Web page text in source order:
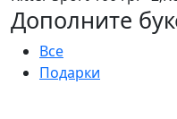
Дополните
Все
Подарки